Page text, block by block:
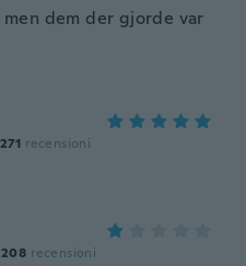
dem der gjorde var
271 recensioni
208 recensioni